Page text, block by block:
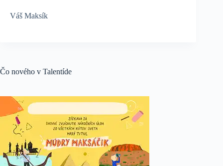
Váš Maksík
Čo nového v Talentíde